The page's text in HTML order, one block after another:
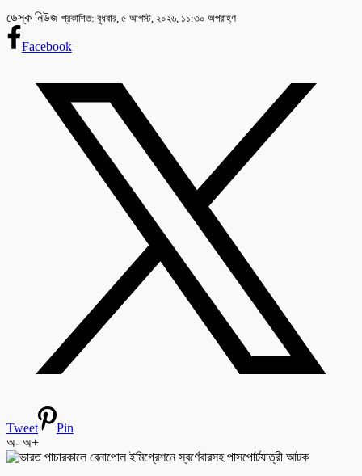
ডেস্ক নিউজ প্রকাশিত: বুধবার, ৫ আগস্ট, ২০২৬, ১১:৩০ অপরাহ্ণ
Facebook
Tweet
Pin
অ- অ+